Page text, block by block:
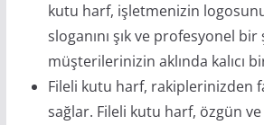
kutu harf, işletmenizin
sloganını şık ve profesyonel bir
müşterilerinizin aklında kalıcı
Fileli kutu harf, rakiplerinizden
sağlar. Fileli kutu harf, özgün